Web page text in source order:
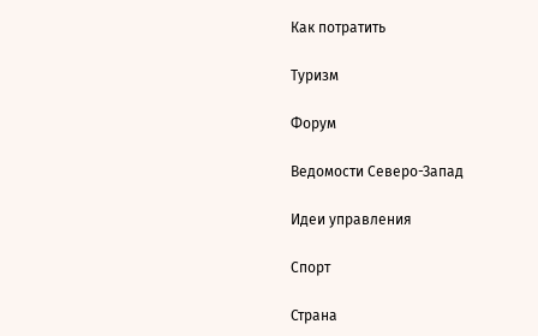
Как потратить
Туризм
Форум
Ведомости Северо-Запад
Идеи управления
Спорт
Страна